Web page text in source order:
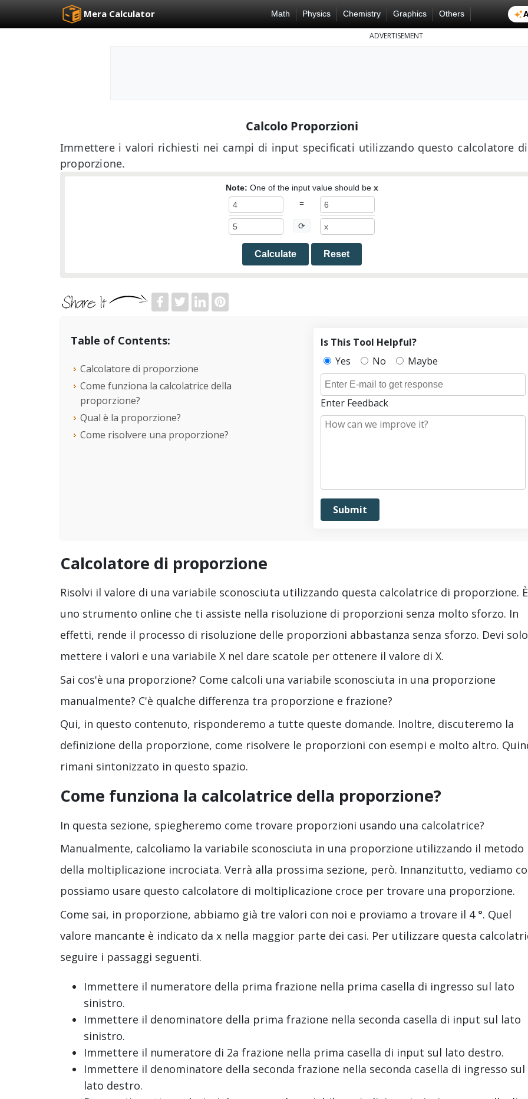
Mera Calculator Math Physics Chemistry Graphics Others
ADVERTISEMENT
Calcolo Proporzioni
Immettere i valori richiesti nei campi di input specificati utilizzando questo calcolatore di
proporzione.
Note: One of the input value should be x
=
⟳
Calculate Reset
Table of Contents:
Calcolatore di proporzione
Come funziona la calcolatrice della
proporzione?
Qual è la proporzione?
Come risolvere una proporzione?
Is This Tool Helpful?
Yes
No Maybe
Enter Feedback
Calcolatore di proporzione
Risolvi il valore di una variabile sconosciuta utilizzando questa calcolatrice di proporzione. È
uno strumento online che ti assiste nella risoluzione di proporzioni senza molto sforzo. In
effetti, rende il processo di risoluzione delle proporzioni abbastanza senza sforzo. Devi solo
mettere i valori e una variabile X nel dare scatole per ottenere il valore di X.
Sai cos'è una proporzione? Come calcoli una variabile sconosciuta in una proporzione
manualmente? C'è qualche differenza tra proporzione e frazione?
Qui, in questo contenuto, risponderemo a tutte queste domande. Inoltre, discuteremo la
definizione della proporzione, come risolvere le proporzioni con esempi e molto altro.
rimani sintonizzato in questo spazio.
Come funziona la calcolatrice della proporzione?
In questa sezione, spiegheremo come trovare proporzioni usando una calcolatrice?
Manualmente, calcoliamo la variabile sconosciuta in una proporzione utilizzando il metodo
della moltiplicazione incrociata. Verrà alla prossima sezione, però. Innanzitutto, vediamo
possiamo usare questo calcolatore di moltiplicazione croce per trovare una proporzione.
Come sai, in proporzione, abbiamo già tre valori con noi e proviamo a trovare il 4 °. Quel
valore mancante è indicato da x nella maggior parte dei casi. Per utilizzare questa
seguire i passaggi seguenti.
Immettere il numeratore della prima frazione nella prima casella di ingresso sul lato
sinistro.
Immettere il denominatore della prima frazione nella seconda casella di input sul lato
sinistro.
Immettere il numeratore di 2a frazione nella prima casella di input sul lato destro.
Immettere il denominatore della seconda frazione nella seconda casella di ingresso sul
lato destro.